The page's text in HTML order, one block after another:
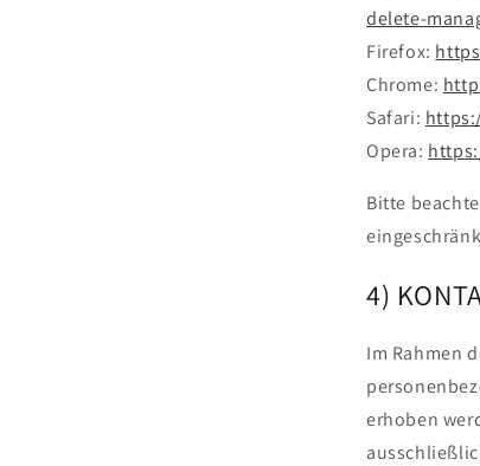
delete-
Firefox:
Chrome:
Safari:
Opera:
Bitte
4)
Im Rahmen
erhoben